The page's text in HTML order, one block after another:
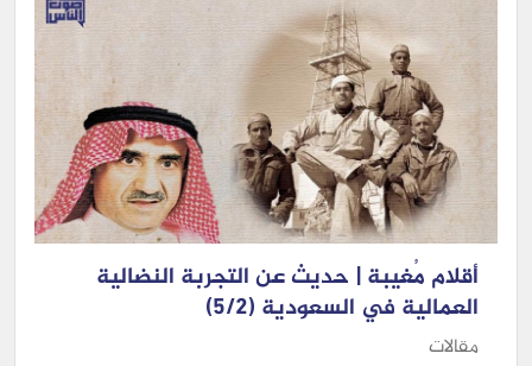
أقلام مُغيبة | حديث عن التجربة النضالية
العمالية في السعودية (5/2)
مقالات